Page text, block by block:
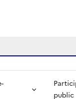
public